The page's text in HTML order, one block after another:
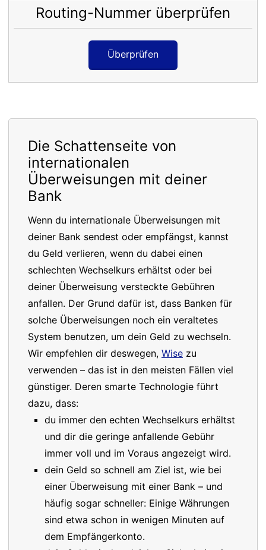
Routing-Nummer überprüfen
Überprüfen
Die Schattenseite von
internationalen
Überweisungen mit deiner
Bank
Wenn du internationale Überweisungen mit
deiner Bank sendest oder empfängst, kannst
du Geld verlieren, wenn du dabei einen
schlechten Wechselkurs erhältst oder bei
deiner Überweisung versteckte Gebühren
anfallen. Der Grund dafür ist, dass Banken für
solche Überweisungen noch ein veraltetes
System benutzen, um dein Geld zu wechseln.
Wir empfehlen dir deswegen, Wise zu
verwenden – das ist in den meisten Fällen viel
günstiger. Deren smarte Technologie führt
dazu, dass:
du immer den echten Wechselkurs erhältst
und dir die geringe anfallende Gebühr
immer voll und im Voraus angezeigt wird.
dein Geld so schnell am Ziel ist, wie bei
einer Überweisung mit einer Bank – und
häufig sogar schneller: Einige Währungen
sind etwa schon in wenigen Minuten auf
dem Empfängerkonto.